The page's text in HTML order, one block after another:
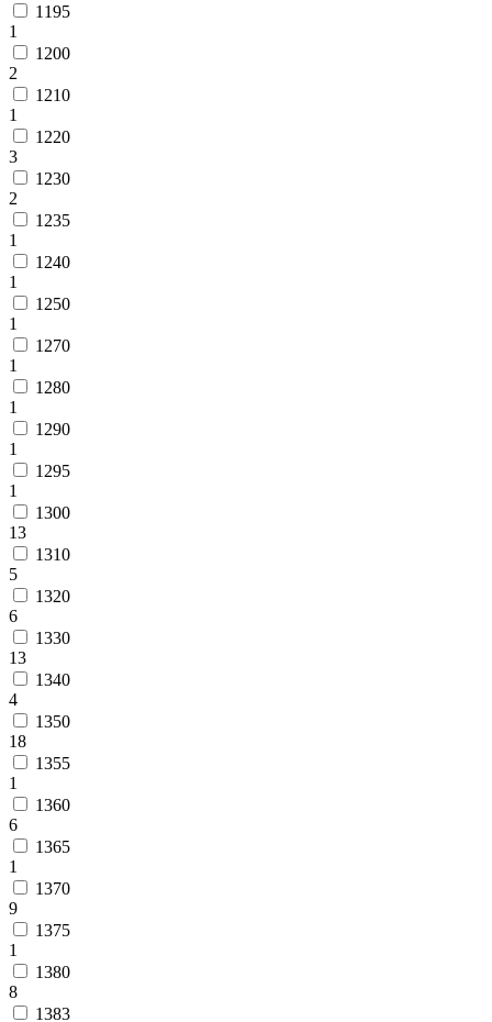
1195
1
1200
2
1210
1
1220
3
1230
2
1235
1
1240
1
1250
1
1270
1
1280
1
1290
1
1295
1
1300
13
1310
5
1320
6
1330
13
1340
4
1350
18
1355
1
1360
6
1365
1
1370
9
1375
1
1380
8
1383